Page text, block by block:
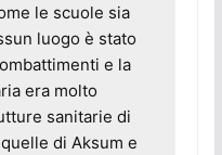
le scuole sia
luogo è stato
e la
era molto
sanitarie di
di Aksum e